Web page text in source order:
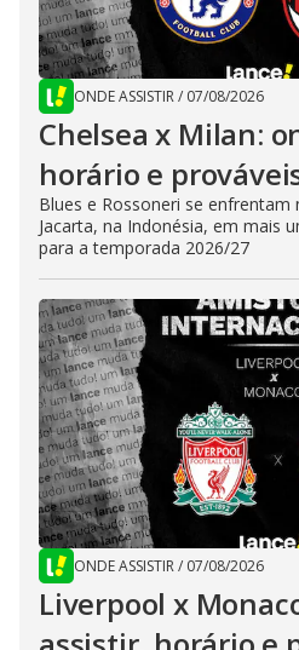
ONDE ASSISTIR/ 07/08/2026
Chelsea x Milan:
horário e
Blues e Rossoneri se enfrentam
Jacarta, na Indonésia, em mais
para a temporada 2026/27
ONDE ASSISTIR/ 07/08/2026
Liverpool x